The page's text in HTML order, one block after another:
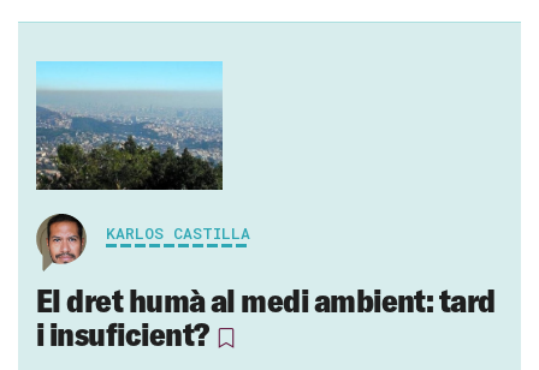
KARLOS CASTILLA
El dret humà al medi ambient: tard
i insuficient?